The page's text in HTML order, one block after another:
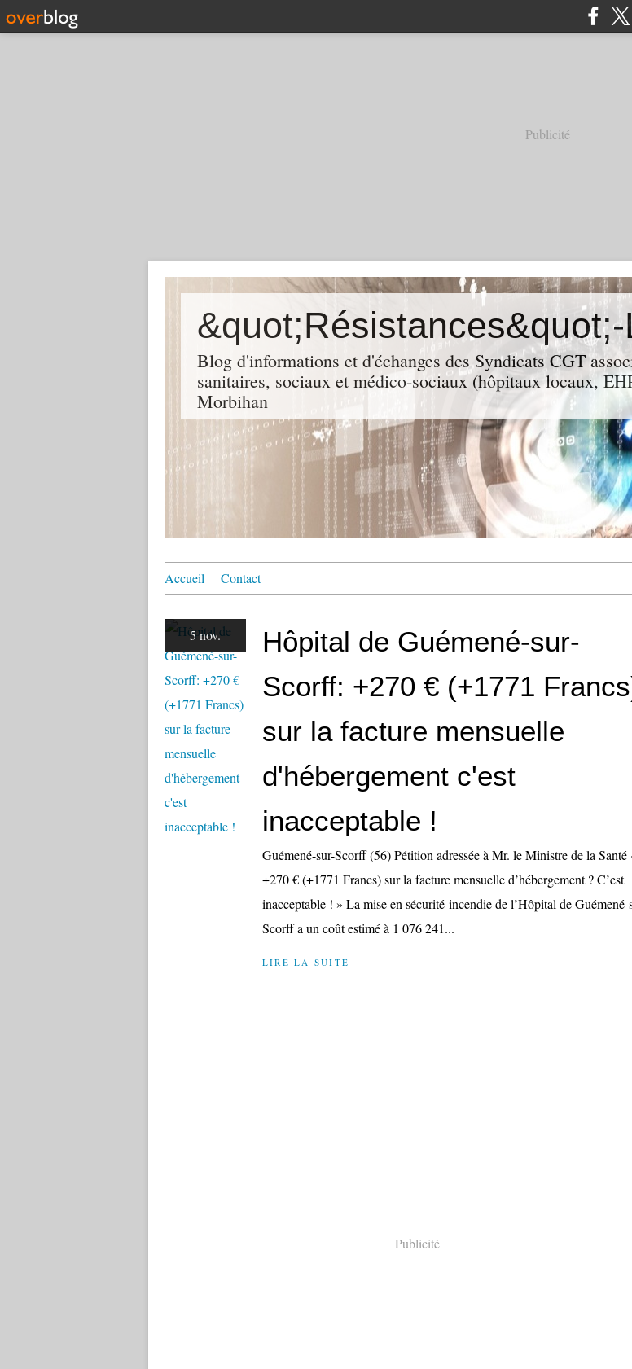
Publicité
Blog d'informations et d'échanges des Syndicats CGT
sanitaires, sociaux et médico-sociaux (hôpitaux locaux,
Morbihan
Accueil Contact
5 nov.
Hôpital de Guémené-sur-
Scorff: +270 € (+1771
sur la facture mensuelle
d'hébergement c'est
inacceptable !
Guémené-sur-Scorff (56) Pétition adressée à Mr. le Ministre de la Santé
+270 € (+1771 Francs) sur la facture mensuelle d’hébergement ? C’est
inacceptable ! » La mise en sécurité-incendie de l’Hôpital de Guémené-
Scorff a un coût estimé à 1 076 241...
LIRE LA SUITE
Publicité